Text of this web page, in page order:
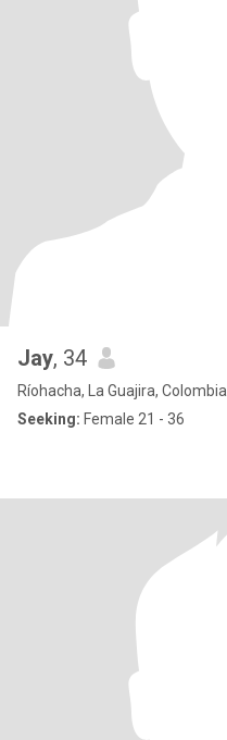
Jay, 34
Ríohacha, La Guajira, Colombia
Seeking: Female 21 - 36